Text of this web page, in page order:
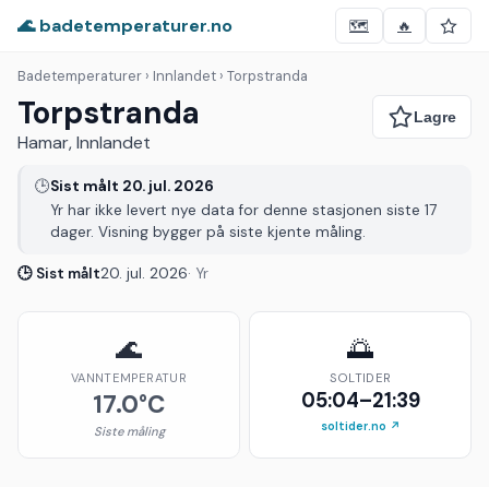
🌊 badetemperaturer.no 🗺️ 🔥
Badetemperaturer › Innlandet › Torpstranda
Torpstranda
Hamar, Innlandet
🕒Sist målt 20. jul. 2026
Yr har ikke levert nye data for denne stasjonen siste 17
dager. Visning bygger på siste kjente måling.
🕒 Sist målt20. jul. 2026· Yr
🌊
VANNTEMPERATUR
17.0°C
Siste måling
🌅
SOLTIDER
05:04–21:39
soltider.no ↗